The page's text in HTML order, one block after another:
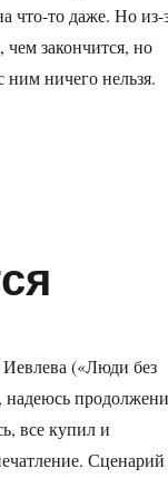
что-то даже. Но из-
закончится, но
ничего нельзя.
(«Люди без
все купил и
Сценарий